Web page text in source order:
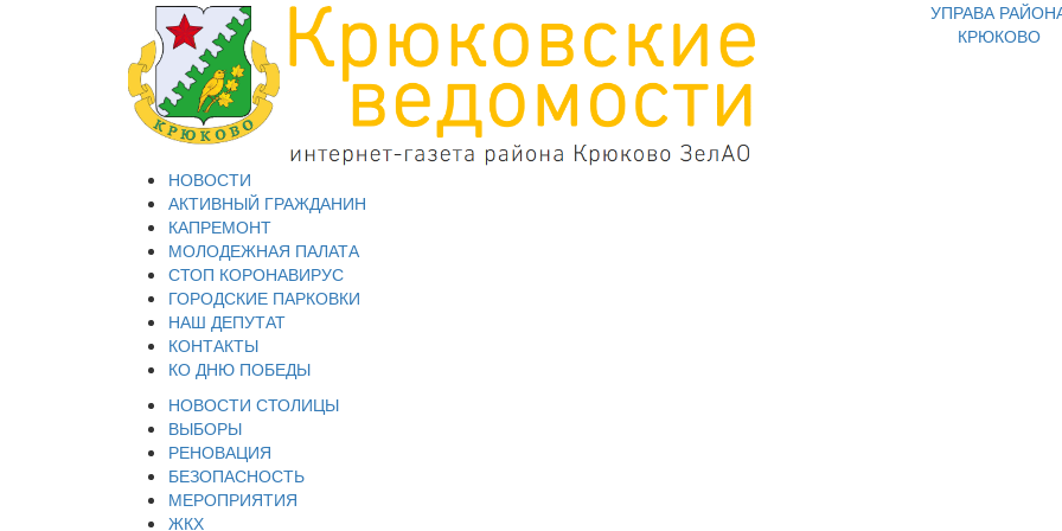
УПРАВА
КРЮКОВО
НОВОСТИ
АКТИВНЫЙ ГРАЖДАНИН
КАПРЕМОНТ
МОЛОДЕЖНАЯ ПАЛАТА
СТОП КОРОНАВИРУС
ГОРОДСКИЕ ПАРКОВКИ
НАШ ДЕПУТАТ
КОНТАКТЫ
КО ДНЮ ПОБЕДЫ
НОВОСТИ СТОЛИЦЫ
ВЫБОРЫ
РЕНОВАЦИЯ
БЕЗОПАСНОСТЬ
МЕРОПРИЯТИЯ
ЖКХ